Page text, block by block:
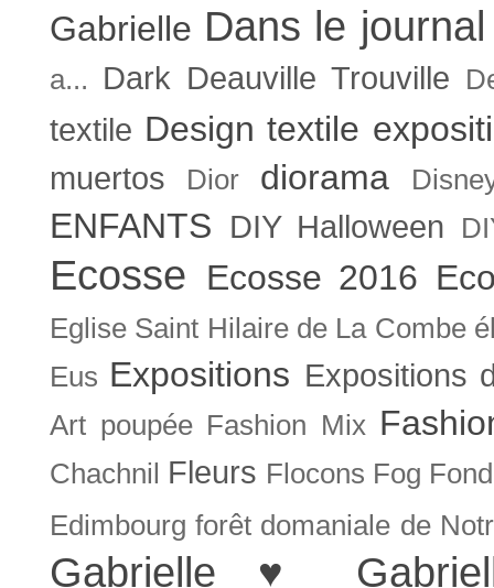
Gabrielle Dans le journal
a... Dark Deauville Trouville
textile Design textile
muertos Dior diorama
ENFANTS DIY Halloween
Ecosse Ecosse 2016
Eglise Saint Hilaire de La Combe
Eus Expositions Expositions
Art poupée Fashion Mix
Chachnil Fleurs Flocons Fog
Edimbourg forêt domaniale de
Gabrielle ♥